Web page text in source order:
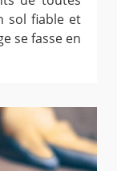
sol fiable et
se fasse en